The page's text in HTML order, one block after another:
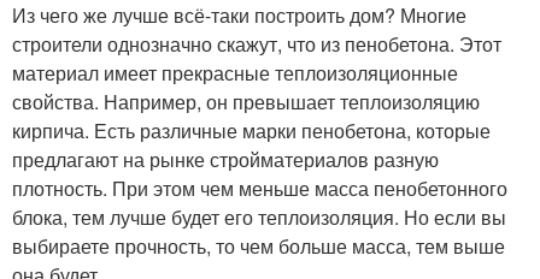
Из чего же лучше всё-таки построить дом? Многие
строители однозначно скажут, что из пенобетона. Этот
материал имеет прекрасные теплоизоляционные
свойства. Например, он превышает теплоизоляцию
кирпича. Есть различные марки пенобетона, которые
предлагают на рынке стройматериалов разную
плотность. При этом чем меньше масса пенобетонного
блока, тем лучше будет его теплоизоляция. Но если вы
выбираете прочность, то чем больше масса, тем выше